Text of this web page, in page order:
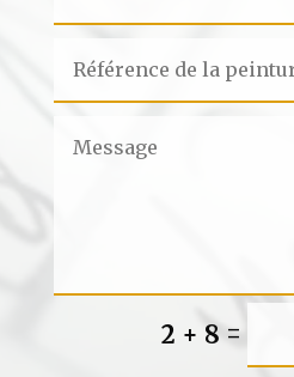
2 + 8 =